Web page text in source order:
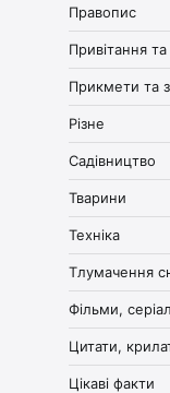
Правопис
Привітання
Прикмети та
Різне
Садівництво
Тварини
Техніка
Тлумачення
Фільми,
Цитати,
Цікаві факти